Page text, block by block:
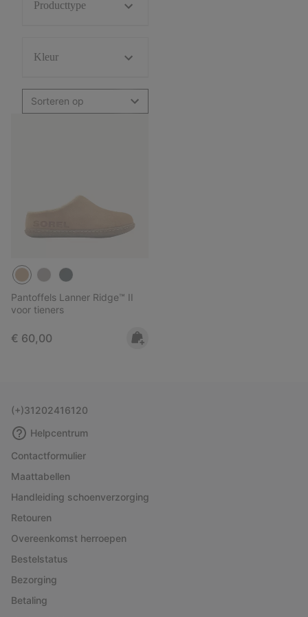
Producttype
Kleur
Sorteren op
Pantoffels Lanner Ridge™ II
voor tieners
Regular price:
€ 60,00
(+)31202416120
Helpcentrum
Contactformulier
Maattabellen
Handleiding schoenverzorging
Retouren
Overeenkomst herroepen
Bestelstatus
Bezorging
Betaling